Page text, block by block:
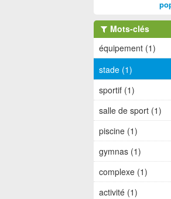
Mots-clés
équipement (1)
stade (1)
sportif (1)
salle de sport (1)
piscine (1)
gymnas (1)
complexe (1)
activité (1)